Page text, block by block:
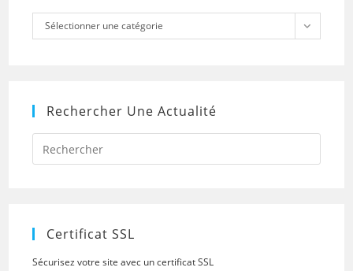
Catégories
Sélectionner une catégorie
Rechercher Une Actualité
Press
to
Certificat SSL
Sécurisez votre site avec un certificat SSL